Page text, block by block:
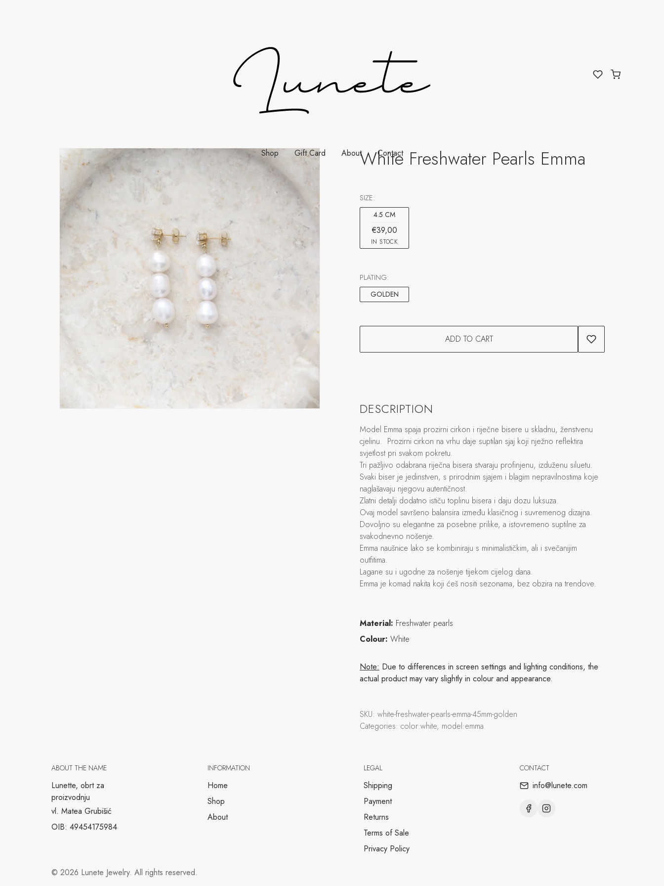
Shop Gift Card About Contact
White Freshwater Pearls Emma
SIZE:
4.5 CM
€39,00
IN STOCK
PLATING:
GOLDEN
ADD TO CART
DESCRIPTION
Model Emma spaja prozirni cirkon i riječne bisere u skladnu, ženstvenu
cjelinu. Prozirni cirkon na vrhu daje suptilan sjaj koji nježno reflektira
svjetlost pri svakom pokretu.
Tri pažljivo odabrana riječna bisera stvaraju profinjenu, izduženu siluetu.
Svaki biser je jedinstven, s prirodnim sjajem i blagim nepravilnostima koje
naglašavaju njegovu autentičnost.
Zlatni detalji dodatno ističu toplinu bisera i daju dozu luksuza.
Ovaj model savršeno balansira između klasičnog i suvremenog dizajna.
Dovoljno su elegantne za posebne prilike, a istovremeno suptilne za
svakodnevno nošenje.
Emma naušnice lako se kombiniraju s minimalističkim, ali i svečanijim
outfitima.
Lagane su i ugodne za nošenje tijekom cijelog dana.
Emma je komad nakita koji ćeš nositi sezonama, bez obzira na trendove.
Material: Freshwater pearls
Colour: White
Note: Due to differences in screen settings and lighting conditions, the
actual product may vary slightly in colour and appearance.
SKU: white-freshwater-pearls-emma-45mm-golden
Categories: color:white, model:emma
ABOUT THE NAME
Lunette, obrt za
proizvodnju
vl. Matea Grubišić
OIB: 49454175984
INFORMATION
Home
Shop
About
LEGAL
Shipping
Payment
Returns
Terms of Sale
Privacy Policy
CONTACT
info@lunete.com
© 2026 Lunete Jewelry. All rights reserved.